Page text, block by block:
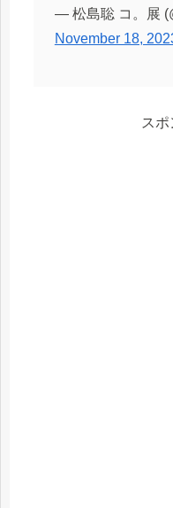
— 松島聡 コ。展
November 18,
スポ